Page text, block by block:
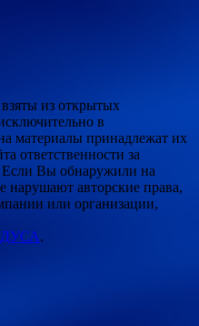
из открытых
в
материалы принадлежат их
ответственности за
Если Вы обнаружили на
нарушают авторские права,
или организации,
.